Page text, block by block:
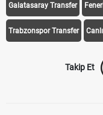
Galatasaray Transfer
Trabzonspor Transfer
Takip Et